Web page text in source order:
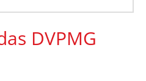
DVPMG